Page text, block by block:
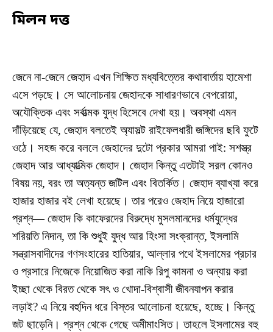
মিলন দত্ত
জেনে না-জেনে জেহাদ এখন শিক্ষিত মধ্যবিত্তের কথাবার্তায় হামেশা
এসে পড়ছে। সে আলোচনায় জেহাদকে সাধারণভাবে বেপরোয়া,
অযৌক্তিক এবং সর্বাত্মক যুদ্ধ হিসেবে দেখা হয়। অবস্থা এমন
দাঁড়িয়েছে যে, জেহাদ বলতেই অ্যাসল্ট রাইফেলধারী জঙ্গিদের ছবি ফুটে
ওঠে। সহজ করে বললে জেহাদের দুটো প্রকার আমরা পাই: সশস্ত্র
জেহাদ আর আধ্যাত্মিক জেহাদ। জেহাদ কিন্তু এতটাই সরল কোনও
বিষয় নয়, বরং তা অত্যন্ত জটিল এবং বিতর্কিত। জেহাদ ব্যাখ্যা করে
হাজার হাজার বই লেখা হয়েছে। তার পরেও জেহাদ নিয়ে হাজারো
প্রশ্ন— জেহাদ কি কাফেরদের বিরুদ্ধে মুসলমানদের ধর্মযুদ্ধের
শরিয়তি নিদান, তা কি শুধুই যুদ্ধ আর হিংসা সংক্রান্ত, ইসলামি
সন্ত্রাসবাদীদের গণসংহারের হাতিয়ার, আল্লার পথে ইসলামের প্রচার
ও প্রসারে নিজেকে নিয়োজিত করা নাকি রিপু কামনা ও অন্যায় করা
ইচ্ছা থেকে বিরত থেকে সৎ ও খোদা-বিশ্বাসী জীবনযাপন করার
লড়াই? এ নিয়ে বহুদিন ধরে বিস্তর আলোচনা হয়েছে, হচ্ছে। কিন্তু
জট ছাড়েনি। প্রশ্ন থেকে গেছে অমীমাংসিত। তাহলে ইসলামের বহু